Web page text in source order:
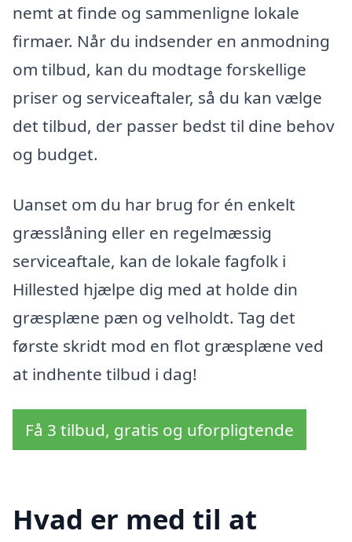
nemt at finde og sammenligne lokale
firmaer. Når du indsender en anmodning
om tilbud, kan du modtage forskellige
priser og serviceaftaler, så du kan vælge
det tilbud, der passer bedst til dine behov
og budget.
Uanset om du har brug for én enkelt
græsslåning eller en regelmæssig
serviceaftale, kan de lokale fagfolk i
Hillested hjælpe dig med at holde din
græsplæne pæn og velholdt. Tag det
første skridt mod en flot græsplæne ved
at indhente tilbud i dag!
Få 3 tilbud, gratis og uforpligtende
Hvad er med til at